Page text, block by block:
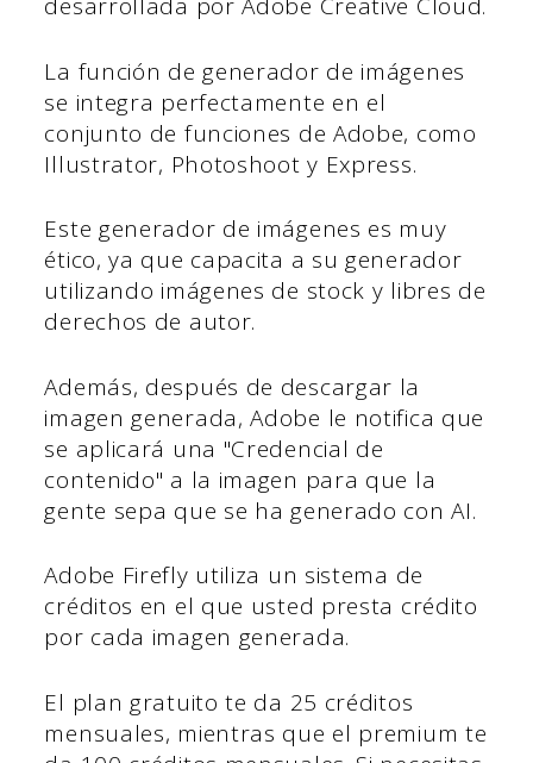
desarrollada por Adobe Creative Cloud.
La función de generador de imágenes
se integra perfectamente en el
conjunto de funciones de Adobe, como
Illustrator, Photoshoot y Express.
Este generador de imágenes es muy
ético, ya que capacita a su generador
utilizando imágenes de stock y libres de
derechos de autor.
Además, después de descargar la
imagen generada, Adobe le notifica que
se aplicará una "Credencial de
contenido" a la imagen para que la
gente sepa que se ha generado con AI.
Adobe Firefly utiliza un sistema de
créditos en el que usted presta crédito
por cada imagen generada.
El plan gratuito te da 25 créditos
mensuales, mientras que el premium te